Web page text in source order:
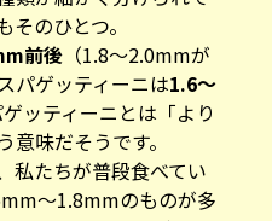
のひとつ。
前後（1.8〜2.0mmが
パゲッティーニは1.6〜
ッティーニとは「より
味だそうです。
私たちが普段食べてい
〜1.8mmのものが多